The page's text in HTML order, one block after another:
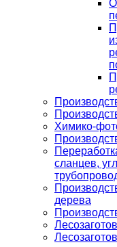
Химико-
сланцев,
дерева